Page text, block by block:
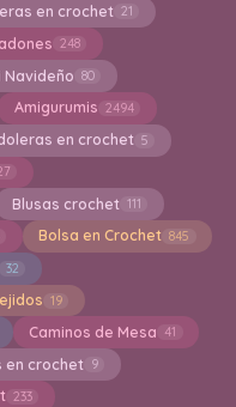
en crochet 21
248
Navideño 80
Amigurumis 2494
en crochet 5
Blusas crochet 111
Bolsa en Crochet 845
32
19
Caminos de Mesa 41
en crochet 9
233